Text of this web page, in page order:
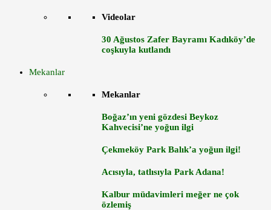
Videolar
30 Ağustos Zafer Bayramı Kadıköy’de
coşkuyla kutlandı
Mekanlar
Mekanlar
Boğaz’ın yeni gözdesi Beykoz
Kahvecisi’ne yoğun ilgi
Çekmeköy Park Balık’a yoğun ilgi!
Acısıyla, tatlısıyla Park Adana!
Kalbur müdavimleri meğer ne çok
özlemiş